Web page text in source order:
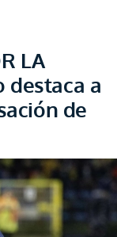
LA
destaca a
de